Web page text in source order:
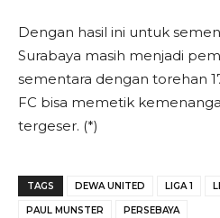
Dengan hasil ini untuk
Surabaya masih menjadi
sementara dengan torehan
FC bisa memetik
tergeser. (*)
TAGS DEWA UNITED LIGA 1
PAUL MUNSTER PERSEBAYA